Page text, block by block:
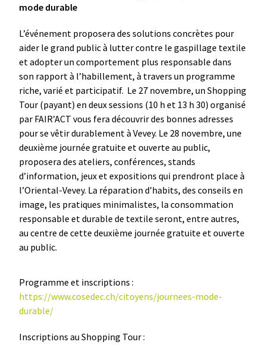
mode durable
L’événement proposera des solutions concrètes pour
aider le grand public à lutter contre le gaspillage textile
et adopter un comportement plus responsable dans
son rapport à l’habillement, à travers un programme
riche, varié et participatif. Le 27 novembre, un Shopping
Tour (payant) en deux sessions (10 h et 13 h 30) organisé
par FAIR’ACT vous fera découvrir des bonnes adresses
pour se vêtir durablement à Vevey. Le 28 novembre, une
deuxième journée gratuite et ouverte au public,
proposera des ateliers, conférences, stands
d’information, jeux et expositions qui prendront place à
l’Oriental-Vevey. La réparation d’habits, des conseils en
image, les pratiques minimalistes, la consommation
responsable et durable de textile seront, entre autres,
au centre de cette deuxième journée gratuite et ouverte
au public.
Programme et inscriptions :
https://www.cosedec.ch/citoyens/journees-mode-
durable/
Inscriptions au Shopping Tour :